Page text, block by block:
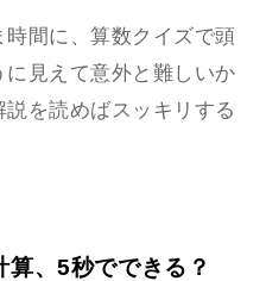
間に、算数クイズで頭
見えて意外と難しいか
を読めばスッキリする
算、5秒でできる？